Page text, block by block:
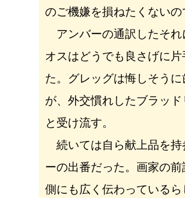
のご機嫌を損ねたくない
アンバーの通訳したそれ
オスはどうでも良さげに
た。グレッグは悔しそう
が、外交慣れしたブラッ
と受け流す。
続いては自ら献上品を持
ーの出番だった。画家の
側にも広く伝わっている